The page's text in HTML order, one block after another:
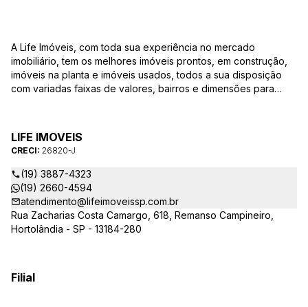
A Life Imóveis, com toda sua experiência no mercado
imobiliário, tem os melhores imóveis prontos, em construção,
imóveis na planta e imóveis usados, todos a sua disposição
com variadas faixas de valores, bairros e dimensões para
as suas dúvidas sobre casas, apartamentos, terrenos, salas
comerciais e outros produtos imobiliários.
LIFE IMOVEIS
CRECI: 26820-J
(19) 3887-4323
(19) 2660-4594
atendimento@lifeimoveissp.com.br
Rua Zacharias Costa Camargo, 618, Remanso Campineiro,
Hortolândia - SP - 13184-280
Filial